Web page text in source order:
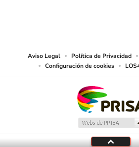
Aviso Legal Política de Privacidad
Configuración de cookies